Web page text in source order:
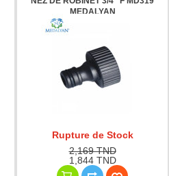
MEDALYAN
Rupture de Stock
2,169 TND
1,844 TND